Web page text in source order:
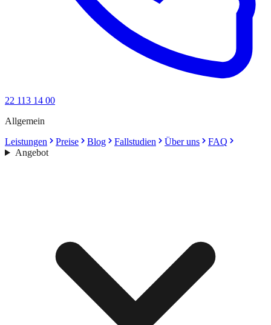
22 113 14 00
Allgemein
Leistungen
Preise Blog Fallstudien Über uns
FAQ
Angebot